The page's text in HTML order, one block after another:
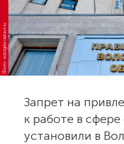
Фото: vologda-oblast.ru
Запрет на
к работе в
установили в